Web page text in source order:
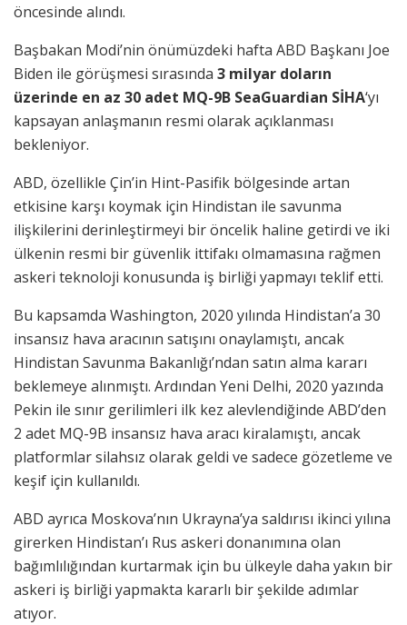
öncesinde alındı.
Başbakan Modi’nin önümüzdeki hafta ABD Başkanı Joe
Biden ile görüşmesi sırasında 3 milyar doların
üzerinde en az 30 adet MQ-9B SeaGuardian SİHA‘yı
kapsayan anlaşmanın resmi olarak açıklanması
bekleniyor.
ABD, özellikle Çin’in Hint-Pasifik bölgesinde artan
etkisine karşı koymak için Hindistan ile savunma
ilişkilerini derinleştirmeyi bir öncelik haline getirdi ve iki
ülkenin resmi bir güvenlik ittifakı olmamasına rağmen
askeri teknoloji konusunda iş birliği yapmayı teklif etti.
Bu kapsamda Washington, 2020 yılında Hindistan’a 30
insansız hava aracının satışını onaylamıştı, ancak
Hindistan Savunma Bakanlığı’ndan satın alma kararı
beklemeye alınmıştı. Ardından Yeni Delhi, 2020 yazında
Pekin ile sınır gerilimleri ilk kez alevlendiğinde ABD’den
2 adet MQ-9B insansız hava aracı kiralamıştı, ancak
platformlar silahsız olarak geldi ve sadece gözetleme ve
keşif için kullanıldı.
ABD ayrıca Moskova’nın Ukrayna’ya saldırısı ikinci yılına
girerken Hindistan’ı Rus askeri donanımına olan
bağımlılığından kurtarmak için bu ülkeyle daha yakın bir
askeri iş birliği yapmakta kararlı bir şekilde adımlar
atıyor.